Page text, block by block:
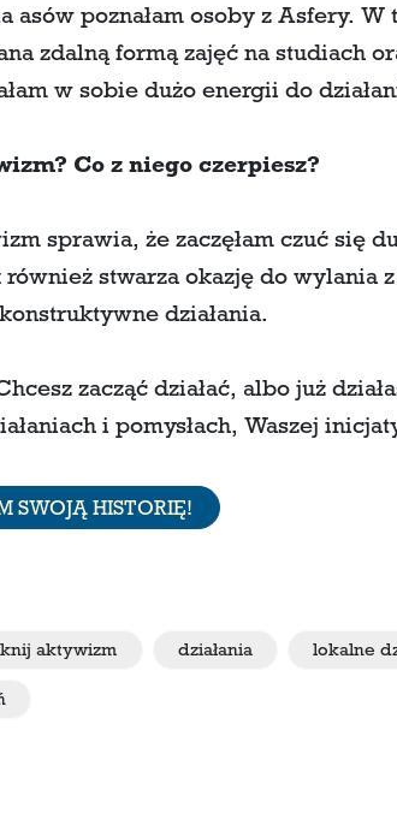
asów poznałam osoby z Asfery. W
zdalną formą zajęć na studiach
w sobie dużo energii do
Co z niego czerpiesz?
sprawia, że zaczęłam czuć się
stwarza okazję do wylania
działania.
zacząć działać, albo już
i pomysłach, Waszej
SWOJĄ HISTORIĘ!
aktywizm działania lokalne